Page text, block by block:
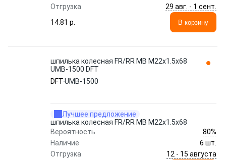
Отгрузка
29 авг. - 1 сент.
14.81 p.
В корзину
шпилька колесная FR/RR MB M22x1.5x68
UMB-1500 DFT
DFTUMB-1500
Лучшее предложение
шпилька колесная FR/RR MB M22x1.5x68
Вероятность
80%
Наличие
6 шт.
Отгрузка
12 - 15 августа